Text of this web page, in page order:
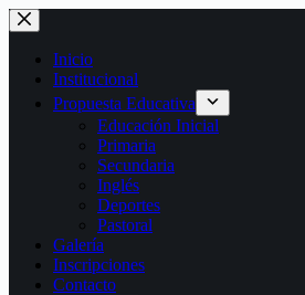
Saltar
al
contenido
Inicio
Institucional
Propuesta Educativa
Educación Inicial
Primaria
Secundaria
Inglés
Deportes
Pastoral
Galería
Inscripciones
Contacto